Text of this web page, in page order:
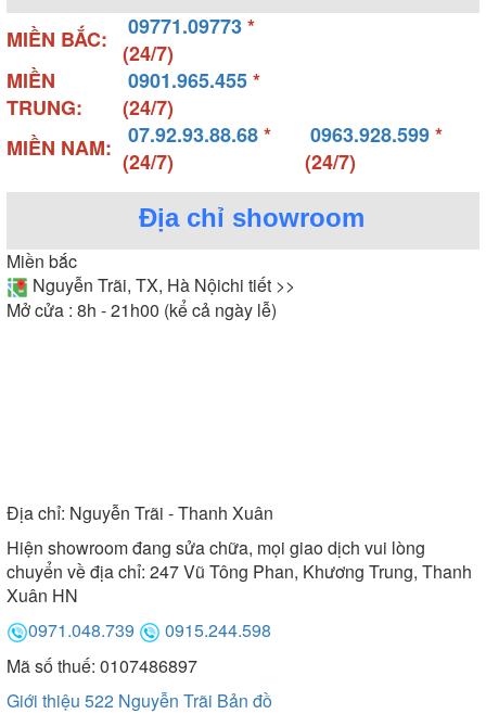
trang bị tính năng massage, sục khí tạo bọt.
- Ngoài ra, bồn tắm Ares còn được trang bị những
tính năng cao cấp khác như đèn LED đổi màu thông
minh, mắt sục massage được bố trí ở vị trí hiện
đại... Những tính năng này là đặc trưng của các
dòng bồn tắm cao cấp và không phải tất cả các
dòng bồn tắm giá rẻ đều có.
Bồn tắm Ares trang bị đầy đủ tính năng hiện đại
5. Ưu điểm
- Bồn tắm Ares được thiết kế để phù hợp với mọi
không gian phòng tắm khác nhau.
- Sản phẩm được làm từ chất liệu acrylic cao cấp,
MIỀN BẮC: 09771.09773*
(24/7)
MIỀN
TRUNG:
0901.965.455*
(24/7)
MIỀN NAM:
07.92.93.88.68*
(24/7)
0963.928.599*
(24/7)
Địa chỉ showroom
Miền bắc
Nguyễn Trãi, TX, Hà Nộichi tiết >>
Mở cửa : 8h - 21h00 (kể cả ngày lễ)
Địa chỉ: Nguyễn Trãi - Thanh Xuân
Hiện showroom đang sửa chữa, mọi giao dịch vui lòng
chuyển về địa chỉ: 247 Vũ Tông Phan, Khương Trung, Thanh
Xuân HN
0971.048.739
0915.244.598
Mã số thuế: 0107486897
Giới thiệu 522 Nguyễn Trãi Bản đồ